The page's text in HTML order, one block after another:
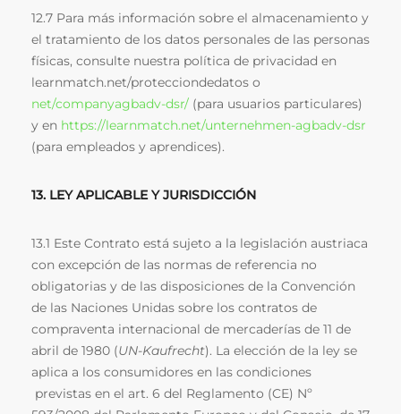
12.7 Para más información sobre el almacenamiento y
el tratamiento de los datos personales de las personas
físicas, consulte nuestra política de privacidad en
learnmatch.net/protecciondedatos o
net/companyagbadv-dsr/ (para usuarios particulares)
y en https://learnmatch.net/unternehmen-agbadv-dsr
(para empleados y aprendices).
13. LEY APLICABLE Y JURISDICCIÓN
13.1 Este Contrato está sujeto a la legislación austriaca
con excepción de las normas de referencia no
obligatorias y de las disposiciones de la Convención
de las Naciones Unidas sobre los contratos de
compraventa internacional de mercaderías de 11 de
abril de 1980 (UN-Kaufrecht). La elección de la ley se
aplica a los consumidores en las condiciones
previstas en el art. 6 del Reglamento (CE) Nº